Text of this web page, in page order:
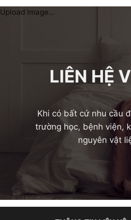
LIÊN HỆ
Khi có bất cứ nhu cầu
trường học, bệnh viện,
nguyên vật
Upload Image...